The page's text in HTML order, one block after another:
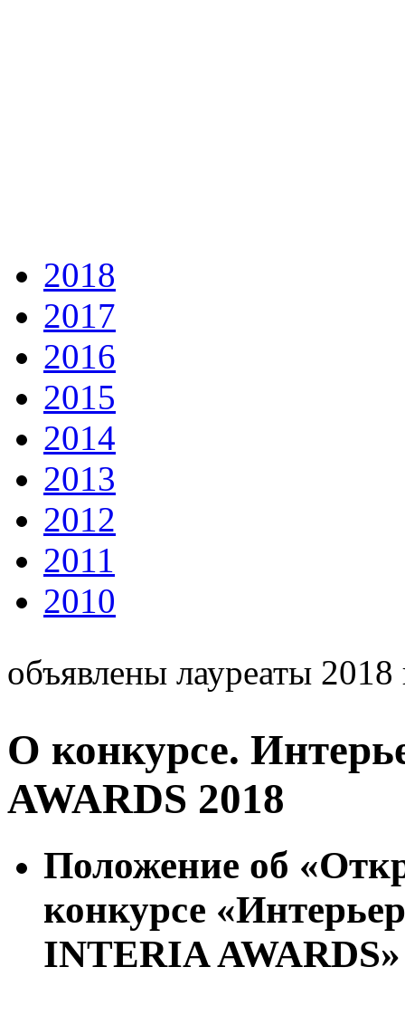
2018
2017
2016
2015
2014
2013
2012
2011
2010
объявлены лауреаты 2018
О конкурсе.
AWARDS 2018
Положение об
конкурсе
INTERIA AWARDS»